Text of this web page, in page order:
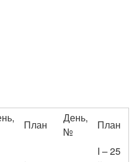
План
День,
№
План
I – 25